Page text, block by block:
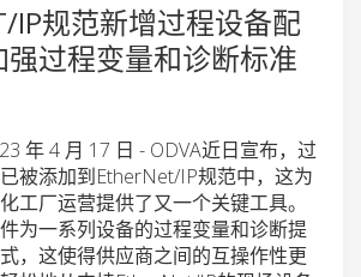
IP规范新增过程设备配
过程变量和诊断标准
年 4 月 17 日 - ODVA近日宣布，过
被添加到EtherNet/IP规范中，这为
工厂运营提供了又一个关键工具。
为一系列设备的过程变量和诊断提
，这使得供应商之间的互操作性更